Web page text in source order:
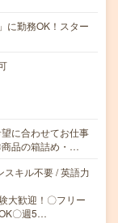
勤務OK！スター
に合わせてお仕事
商品の箱詰め・…
スキル不要 / 英語力
大歓迎！〇フリー
〇週5…